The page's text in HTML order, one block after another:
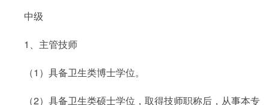
中级
1、主管技师
（1）具备卫生类博士学位。
（2）具备卫生类硕士学位，取得技师职称后，从事本专